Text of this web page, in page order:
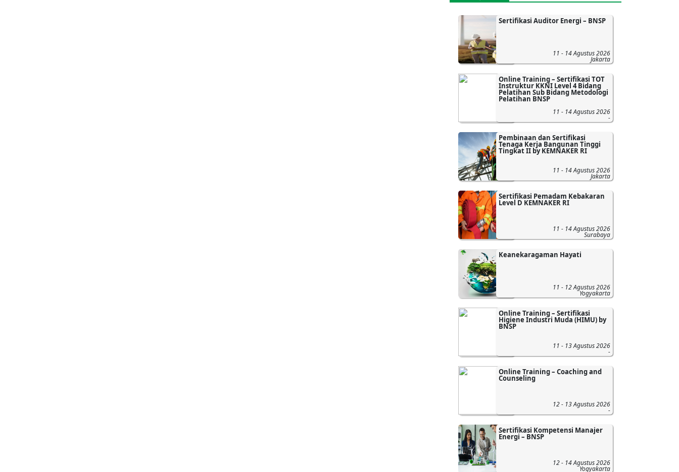
Sertifikasi Auditor Energi – BNSP
11 - 14 Agustus 2026
Jakarta
Online Training – Sertifikasi TOT
Instruktur KKNI Level 4 Bidang
Pelatihan Sub Bidang Metodologi
Pelatihan BNSP
11 - 14 Agustus 2026
-
Pembinaan dan Sertifikasi
Tenaga Kerja Bangunan Tinggi
Tingkat II by KEMNAKER RI
11 - 14 Agustus 2026
Jakarta
Sertifikasi Pemadam Kebakaran
Level D KEMNAKER RI
11 - 14 Agustus 2026
Surabaya
Keanekaragaman Hayati
11 - 12 Agustus 2026
Yogyakarta
Online Training – Sertifikasi
Higiene Industri Muda (HIMU) by
BNSP
11 - 13 Agustus 2026
-
Online Training – Coaching and
Counseling
12 - 13 Agustus 2026
-
Sertifikasi Kompetensi Manajer
Energi – BNSP
12 - 14 Agustus 2026
Yogyakarta